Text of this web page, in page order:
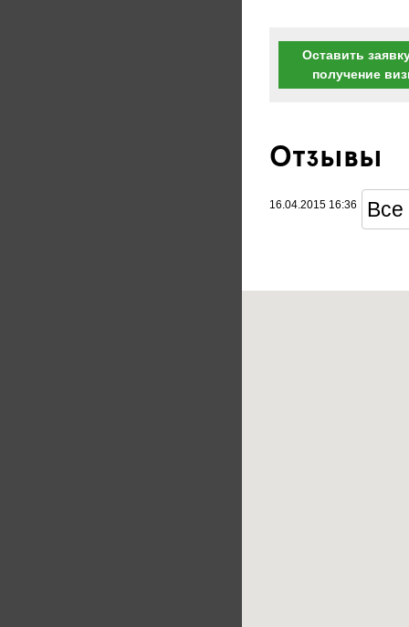
Оставить
получение
Отзывы
16.04.2015 16:36 Все